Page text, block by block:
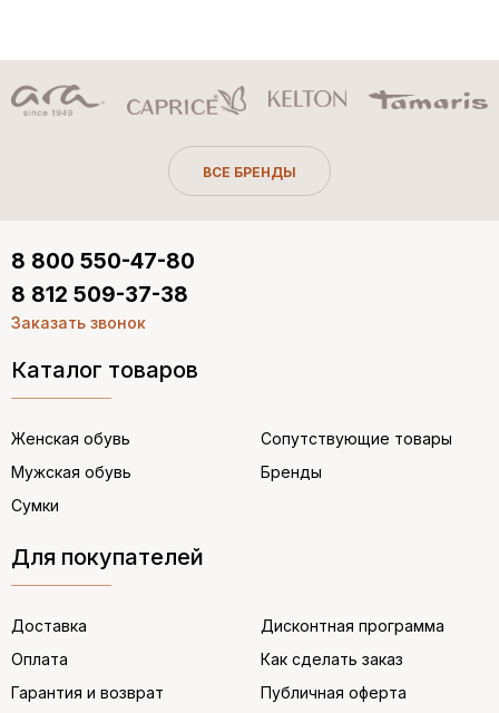
ВСЕ БРЕНДЫ
Каталог товаров
Женская обувь
Мужская обувь
Сумки
Сопутствующие товары
Бренды
Для покупателей
Доставка
Оплата
Гарантия и возврат
Дисконтная программа
Как сделать заказ
Публичная оферта
8 800 550-47-80
8 812 509-37-38
Заказать звонок